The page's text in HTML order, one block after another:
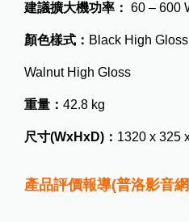
建議擴大機功率： 60 – 600
顏色樣式： Black High
Walnut High Gloss
重量： 42.8 kg
尺寸(WxHxD)： 1320 x 325
產品評價報導(普洛影音